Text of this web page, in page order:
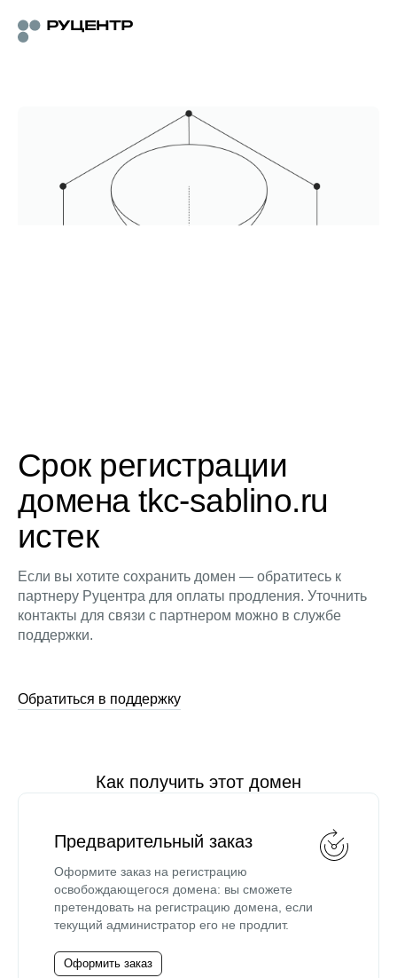
Срок регистрации
домена tkc-sablino.ru
истек
Если вы хотите сохранить домен — обратитесь к
партнеру Руцентра для оплаты продления. Уточнить
контакты для связи с партнером можно в службе
поддержки.
Обратиться в поддержку
Как получить этот домен
Предварительный заказ
Оформите заказ на регистрацию
освобождающегося домена: вы сможете
претендовать на регистрацию домена, если
текущий администратор его не продлит.
Оформить заказ